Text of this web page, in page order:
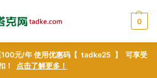
0
100元/年 使用优惠码【 tadke25 】 可享受
！ 点击了解更多！